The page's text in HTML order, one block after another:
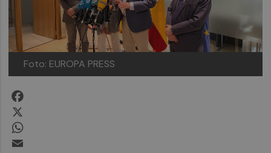
Foto: EUROPA PRESS